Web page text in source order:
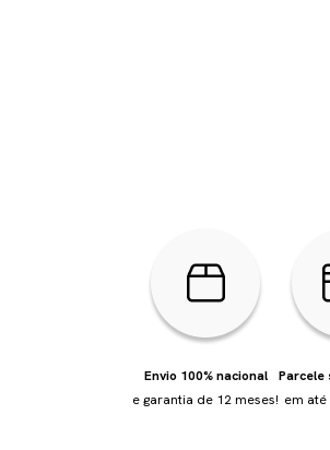
Envio 100% nacional
e garantia de 12 meses!
Parcele
em até